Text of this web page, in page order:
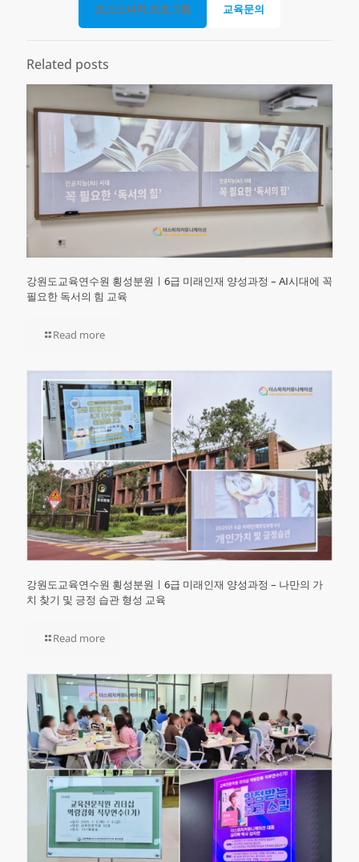
보고스피치 프로그램 교육문의
Related posts
강원도교육연수원 횡성분원ㅣ6급 미래인재 양성과정 – AI시대에 꼭
필요한 독서의 힘 교육
Read more
강원도교육연수원 횡성분원ㅣ6급 미래인재 양성과정 – 나만의 가
치 찾기 및 긍정 습관 형성 교육
Read more